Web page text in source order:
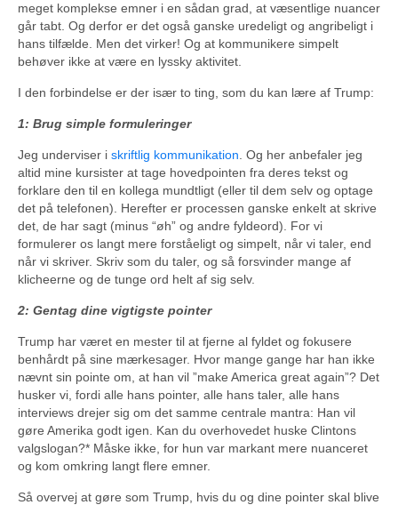
meget komplekse emner i en sådan grad, at væsentlige nuancer
går tabt. Og derfor er det også ganske uredeligt og angribeligt i
hans tilfælde. Men det virker! Og at kommunikere simpelt
behøver ikke at være en lyssky aktivitet.
I den forbindelse er der især to ting, som du kan lære af Trump:
1: Brug simple formuleringer
Jeg underviser i skriftlig kommunikation . Og her anbefaler jeg
altid mine kursister at tage hovedpointen fra deres tekst og
forklare den til en kollega mundtligt (eller til dem selv og optage
det på telefonen). Herefter er processen ganske enkelt at skrive
det, de har sagt (minus “øh” og andre fyldeord). For vi
formulerer os langt mere forståeligt og simpelt, når vi taler, end
når vi skriver. Skriv som du taler, og så forsvinder mange af
klicheerne og de tunge ord helt af sig selv.
2: Gentag dine vigtigste pointer
Trump har været en mester til at fjerne al fyldet og fokusere
benhårdt på sine mærkesager. Hvor mange gange har han ikke
nævnt sin pointe om, at han vil ”make America great again”? Det
husker vi, fordi alle hans pointer, alle hans taler, alle hans
interviews drejer sig om det samme centrale mantra: Han vil
gøre Amerika godt igen. Kan du overhovedet huske Clintons
valgslogan?* Måske ikke, for hun var markant mere nuanceret
og kom omkring langt flere emner.
Så overvej at gøre som Trump, hvis du og dine pointer skal blive